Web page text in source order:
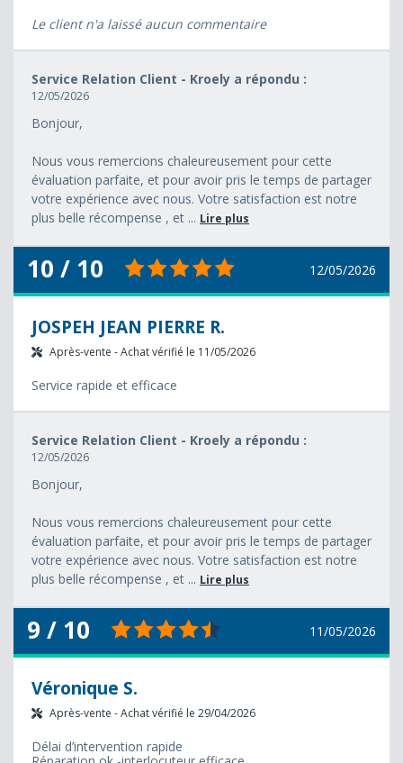
Le client n'a laissé aucun commentaire
Service Relation Client - Kroely a répondu :
12/05/2026
Bonjour,
Nous vous remercions chaleureusement pour cette
évaluation parfaite, et pour avoir pris le temps de partager
votre expérience avec nous. Votre satisfaction est notre
plus belle récompense , et ... Lire plus
10 / 10 12/05/2026
JOSPEH JEAN PIERRE R.
Après-vente - Achat vérifié le 11/05/2026
Service rapide et efficace
Service Relation Client - Kroely a répondu :
12/05/2026
Bonjour,
Nous vous remercions chaleureusement pour cette
évaluation parfaite, et pour avoir pris le temps de partager
votre expérience avec nous. Votre satisfaction est notre
plus belle récompense , et ... Lire plus
9 / 10 11/05/2026
Véronique S.
Après-vente - Achat vérifié le 29/04/2026
Délai d’intervention rapide